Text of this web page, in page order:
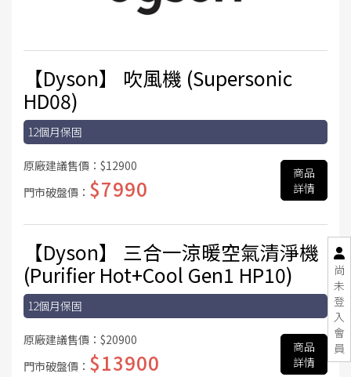
尚
未
登
入
會
員
【Dyson】 吹風機 (Supersonic
HD08)
12個月保固
原廠建議售價： $12900
門市破盤價： $7990
商品
詳情
【Dyson】 三合一涼暖空氣清淨機
(Purifier Hot+Cool Gen1 HP10)
12個月保固
原廠建議售價： $20900
門市破盤價： $13900
商品
詳情